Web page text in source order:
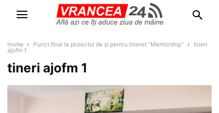
Home Punct final la proiectul de și pentru tineret “Mentorship”
tineri
ajofm 1
tineri ajofm 1